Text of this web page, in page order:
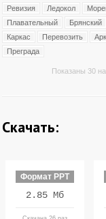
Ревизия
Ледокол
Плавательный
Брянский
Каркас
Перевозить
Преграда
Показаны 30
Скачать:
Формат PPT
2.85 Мб